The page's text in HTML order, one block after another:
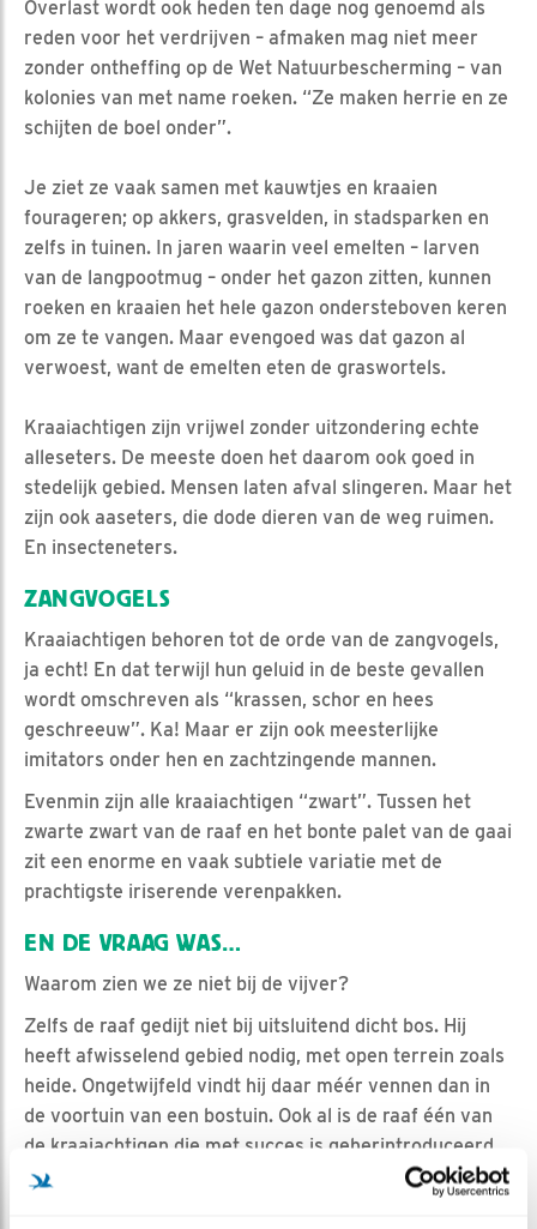
Overlast wordt ook heden ten dage nog genoemd als
reden voor het verdrijven – afmaken mag niet meer
zonder ontheffing op de Wet Natuurbescherming – van
kolonies van met name roeken. “Ze maken herrie en ze
schijten de boel onder”.
Je ziet ze vaak samen met kauwtjes en kraaien
fourageren; op akkers, grasvelden, in stadsparken en
zelfs in tuinen. In jaren waarin veel emelten – larven
van de langpootmug – onder het gazon zitten, kunnen
roeken en kraaien het hele gazon ondersteboven keren
om ze te vangen. Maar evengoed was dat gazon al
verwoest, want de emelten eten de graswortels.
Kraaiachtigen zijn vrijwel zonder uitzondering echte
alleseters. De meeste doen het daarom ook goed in
stedelijk gebied. Mensen laten afval slingeren. Maar het
zijn ook aaseters, die dode dieren van de weg ruimen.
En insecteneters.
ZANGVOGELS
Kraaiachtigen behoren tot de orde van de zangvogels,
ja echt! En dat terwijl hun geluid in de beste gevallen
wordt omschreven als “krassen, schor en hees
geschreeuw”. Ka! Maar er zijn ook meesterlijke
imitators onder hen en zachtzingende mannen.
Evenmin zijn alle kraaiachtigen “zwart”. Tussen het
zwarte zwart van de raaf en het bonte palet van de gaai
zit een enorme en vaak subtiele variatie met de
prachtigste iriserende verenpakken.
EN DE VRAAG WAS…
Waarom zien we ze niet bij de vijver?
Zelfs de raaf gedijt niet bij uitsluitend dicht bos. Hij
heeft afwisselend gebied nodig, met open terrein zoals
heide. Ongetwijfeld vindt hij daar méér vennen dan in
de voortuin van een bostuin. Ook al is de raaf één van
de kraaiachtigen die met succes is geherintroduceerd
op de Veluwe en de Utrechtse Heuvelrug, en zich